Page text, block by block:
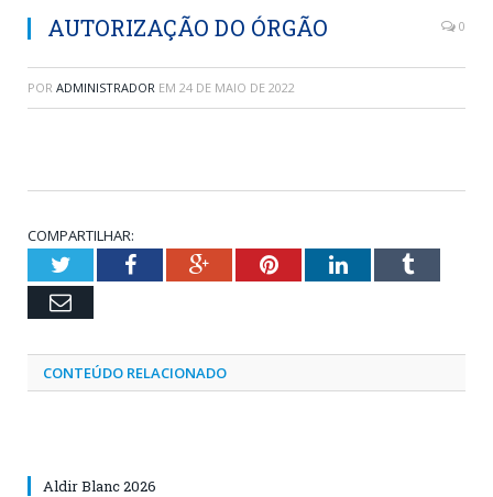
AUTORIZAÇÃO DO ÓRGÃO 0
POR ADMINISTRADOR EM 24 DE MAIO DE 2022
COMPARTILHAR:
TwitterFacebookGoogle+PinterestLinkedInTumblr
Email
CONTEÚDO RELACIONADO
Aldir Blanc 2026